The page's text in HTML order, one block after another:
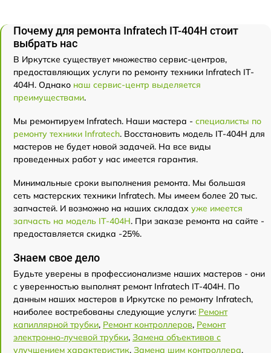
Почему для ремонта Infratech IT-404H стоит
выбрать нас
В Иркутске существует множество сервис-центров,
предоставляющих услуги по ремонту техники Infratech IT-
404H. Однако наш сервис-центр выделяется
преимуществами.
Мы ремонтируем Infratech. Наши мастера - специалисты по
ремонту техники Infratech. Восстановить модель IT-404H для
мастеров не будет новой задачей. На все виды
проведенных работ у нас имеется гарантия.
Минимальные сроки выполнения ремонта. Мы большая
сеть мастерских техники Infratech. Мы имеем более 20 тыс.
запчастей. И возможно на наших складах уже имеется
запчасть на модель IT-404H. При заказе ремонта на сайте -
предоставляется скидка -25%.
Знаем свое дело
Будьте уверены в профессионализме наших мастеров - они
с уверенностью выполнят ремонт Infratech IT-404H. По
данным наших мастеров в Иркутске по ремонту Infratech,
наиболее востребованы следующие услуги: Ремонт
капиллярной трубки, Ремонт контроллеров, Ремонт
электронно-лучевой трубки, Замена объективов с
улучшением характеристик, Замена шим контроллера,